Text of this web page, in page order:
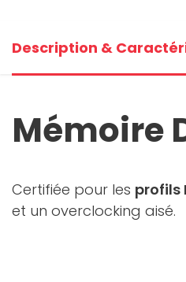
Description &
Mémoire
Certifiée pour les profils
et un overclocking aisé.